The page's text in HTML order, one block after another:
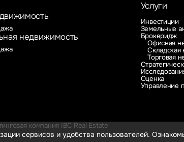
недвижимость
Услуги
Инвестиции
Земельные
Брокеридж
Офисная
Складская
Торговая
Оценка
Управление
компания IBC Real Estate
сервисов и удобства пользователей.